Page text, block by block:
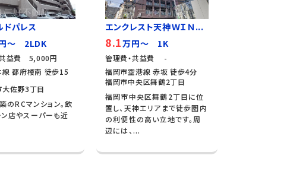
ドパレス
～ 2LDK
共益費 5,000円
線 都府楼南 徒歩15
大佐野3丁目
のRCマンション。飲
店やスーパーも近
エンクレスト天神ＷＩＮ...
8.1万円～ 1K
管理費・共益費 -
福岡市空港線 赤坂 徒歩4分
福岡市中央区舞鶴2丁目
福岡市中央区舞鶴2丁目に位
置し、天神エリアまで徒歩圏内
の利便性の高い立地です。周
辺には、...